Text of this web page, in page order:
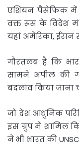
एशियन पैसेफिक में
वक्त रूस के विदेश
यहां अमेरिका,
गौरतलब है कि
सामने अपील की
बदलाव किया जाना
जो देश आधुनिक
इस ग्रुप में शामिल
ने भी भारत की